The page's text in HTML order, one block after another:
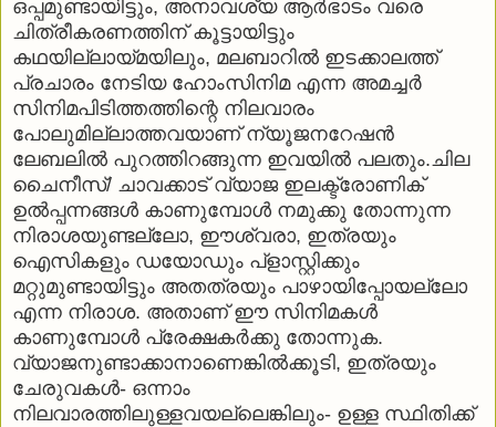
ഒപ്പമുണ്ടായിട്ടും, അനാവശ്യ ആര്‍ഭാടം വരെ
ചിത്രീകരണത്തിന് കൂട്ടായിട്ടും
കഥയില്ലായ്മയിലും, മലബാറില്‍ ഇടക്കാലത്ത്
പ്രചാരം നേടിയ ഹോംസിനിമ എന്ന അമച്ചര്‍
സിനിമപിടിത്തത്തിന്റെ നിലവാരം
പോലുമില്ലാത്തവയാണ് ന്യൂജനറേഷന്‍
ലേബലില്‍ പുറത്തിറങ്ങുന്ന ഇവയില്‍ പലതും.ചില
ചൈനീസ്/ ചാവക്കാട് വ്യാജ ഇലക്ട്രോണിക്
ഉല്‍പ്പന്നങ്ങള്‍ കാണുമ്പോള്‍ നമുക്കു തോന്നുന്ന
നിരാശയുണ്ടല്ലോ, ഈശ്വരാ, ഇത്രയും
ഐസികളും ഡയോഡും പ്‌ളാസ്റ്റിക്കും
മറ്റുമുണ്ടായിട്ടും അതത്രയും പാഴായിപ്പോയല്ലോ
എന്ന നിരാശ. അതാണ് ഈ സിനിമകള്‍
കാണുമ്പോള്‍ പ്രേക്ഷകര്‍ക്കു തോന്നുക.
വ്യാജനുണ്ടാക്കാനാണെങ്കില്‍ക്കൂടി, ഇത്രയും
ചേരുവകള്‍- ഒന്നാം
നിലവാരത്തിലുള്ളവയല്ലെങ്കിലും- ഉള്ള സ്ഥിതിക്ക്